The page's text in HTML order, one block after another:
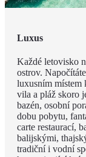
Luxus
Každé letovisko
ostrov.
luxusním místem
vila a pláž skoro
bazén, osobní
dobu pobytu,
carte restaurací,
balijskými,
tradiční i vodní